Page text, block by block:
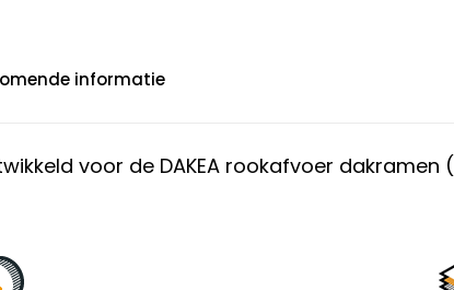
informatie
voor de DAKEA rookafvoer dakramen (